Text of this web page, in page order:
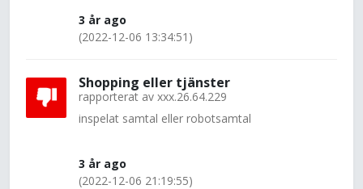
3 år ago
(2022-12-06 13:34:51)
Shopping eller tjänster
rapporterat av xxx.26.64.229
inspelat samtal eller robotsamtal
3 år ago
(2022-12-06 21:19:55)